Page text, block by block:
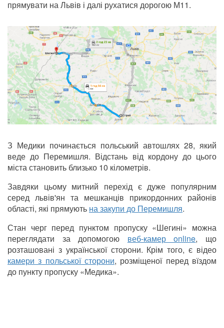
прямувати на Львів і далі рухатися дорогою М11.
З Медики починається польський автошлях 28, який
веде до Перемишля. Відстань від кордону до цього
міста становить близько 10 кілометрів.
Завдяки цьому митний перехід є дуже популярним
серед львів'ян та мешканців прикордонних районів
області, які прямують на закупи до Перемишля.
Стан черг перед пунктом пропуску «Шегині» можна
переглядати за допомогою веб-камер online, що
розташовані з української сторони. Крім того, є відео
камери з польської сторони, розміщеної перед вїздом
до пункту пропуску «Медика».